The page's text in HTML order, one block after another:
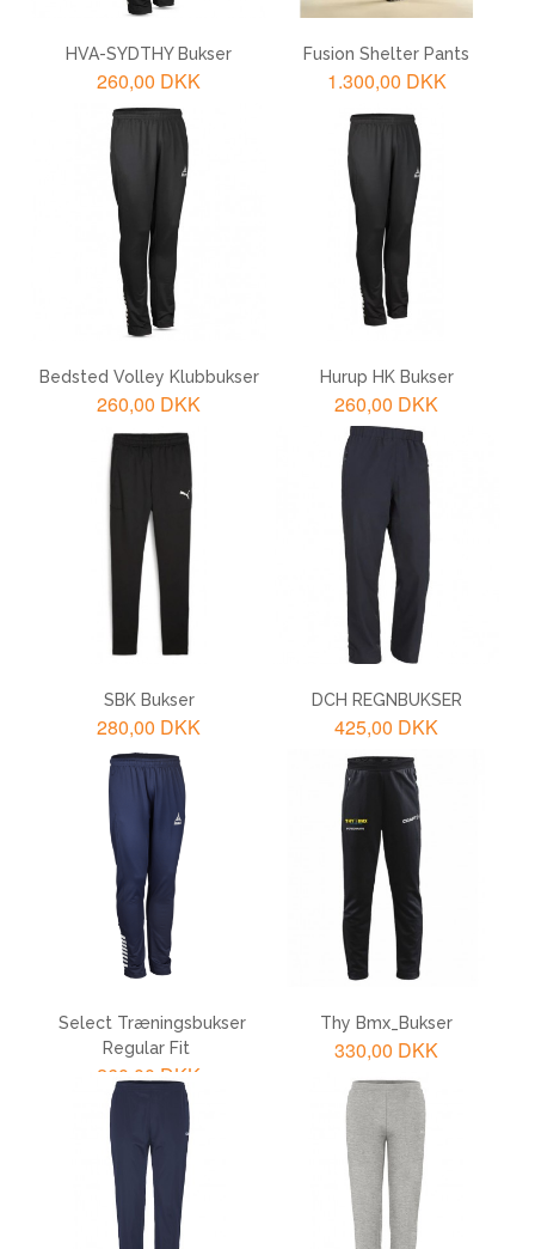
HVA-SYDTHY Bukser
260,00 DKK
LÆG I KURV
Fusion Shelter Pants
1.300,00 DKK
LÆG I KURV
Bedsted Volley Klubbukser
260,00 DKK
LÆG I KURV
Hurup HK Bukser
260,00 DKK
LÆG I KURV
SBK Bukser
280,00 DKK
LÆG I KURV
DCH REGNBUKSER
425,00 DKK
LÆG I KURV
Select Træningsbukser
Regular Fit
260,00 DKK
LÆG I KURV
Thy Bmx_Bukser
330,00 DKK
LÆG I KURV